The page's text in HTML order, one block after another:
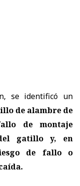
se identificó un
de alambre de
de montaje
gatillo y, en
de fallo o